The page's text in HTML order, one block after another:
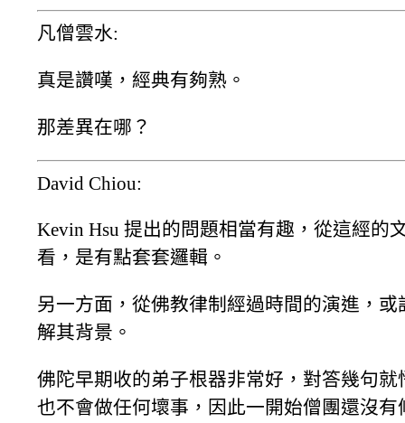
凡僧雲水:
真是讚嘆，經典有夠熟。
那差異在哪？
David Chiou:
Kevin Hsu 提出的問題相當有趣，從這經的
看，是有點套套邏輯。
另一方面，從佛教律制經過時間的演進，或
解其背景。
佛陀早期收的弟子根器非常好，對答幾句就
也不會做任何壞事，因此一開始僧團還沒有